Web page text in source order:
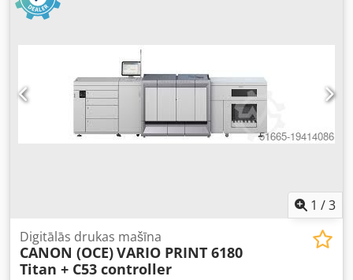
1 /3
Digitālās drukas mašīna
CANON (OCE)VARIO PRINT 6180
Titan + C53 controller